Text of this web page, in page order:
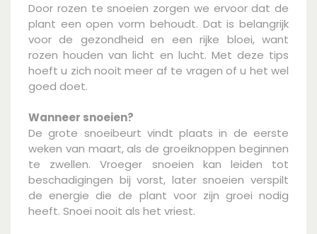
Door rozen te snoeien zorgen we ervoor dat de
plant een open vorm behoudt. Dat is belangrijk
voor de gezondheid en een rijke bloei, want
rozen houden van licht en lucht. Met deze tips
hoeft u zich nooit meer af te vragen of u het wel
goed doet.
Wanneer snoeien?
De grote snoeibeurt vindt plaats in de eerste
weken van maart, als de groeiknoppen beginnen
te zwellen. Vroeger snoeien kan leiden tot
beschadigingen bij vorst, later snoeien verspilt
de energie die de plant voor zijn groei nodig
heeft. Snoei nooit als het vriest.